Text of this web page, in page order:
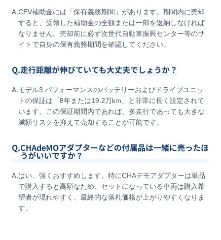
A.CEV補助金には「保有義務期間」があります。期間内に売却
すると、受領した補助金の全額または一部を返納しなければ
なりません。売却前に必ず次世代自動車振興センター等のサ
イトで自身の保有義務期間を確認してください。
Q.走行距離が伸びていても大丈夫でしょうか？
A.モデル3 パフォーマンスのバッテリーおよびドライブユニッ
トの保証は「8年または19.2万km」と非常に長く設定されて
います。この保証期間内であれば、多走行であっても大きな
減額リスクを抑えて売却することが可能です。
Q.CHAdeMOアダプターなどの付属品は一緒に売ったほ
うがいいですか？
A.はい、強くおすすめします。特にCHAデモアダプターは単品
で購入すると高額なため、セットになっている車両は購入希
望者が現れやすく、最終的な落札価格が上がりやすくなりま
す。